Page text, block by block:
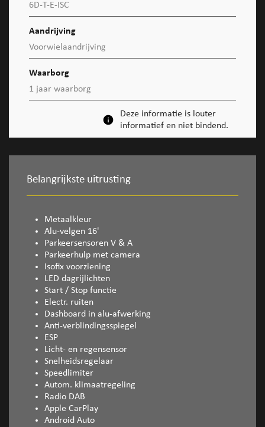
6D-T-E-ISC
Aandrijving
Voorwielaandrijving
Waarborg
1 jaar waarborg
Deze informatie is louter
informatief en niet bindend.
Belangrijkste uitrusting
Metaalkleur
Alu-velgen 16'
Parkeersensoren V & A
Parkeerhulp met camera
Isofix voorziening
LED dagrijlichten
Start / Stop functie
Electr. ruiten
Dashboard in alu-afwerking
Anti-verblindingsspiegel
ESP
Licht- en regensensor
Snelheidsregelaar
Speedlimiter
Autom. klimaatregeling
Radio DAB
Apple CarPlay
Android Auto